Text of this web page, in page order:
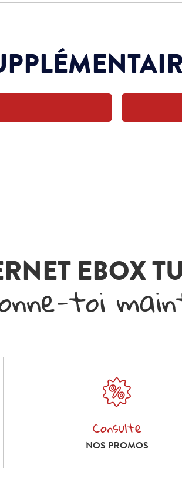
EBOX
toi
Consulte
Consulte nos
NOS PROMOS